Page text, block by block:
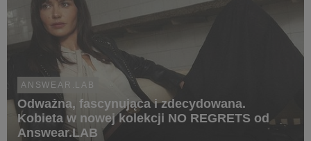
ANSWEAR.LAB
Odważna, fascynująca i zdecydowana.
Kobieta w nowej kolekcji NO REGRETS od
Answear.LAB